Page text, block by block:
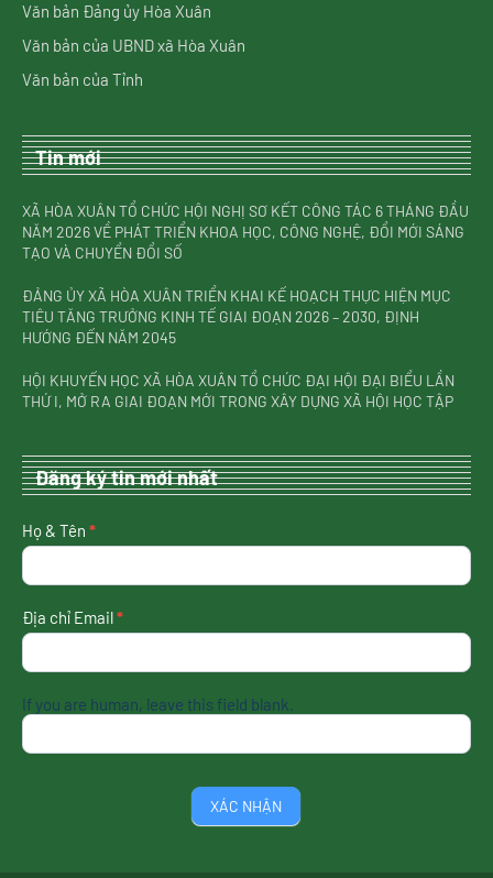
Văn bản Đảng ủy Hòa Xuân
Văn bản của UBND xã Hòa Xuân
Văn bản của Tỉnh
Tin mới
XÃ HÒA XUÂN TỔ CHỨC HỘI NGHỊ SƠ KẾT CÔNG TÁC 6 THÁNG ĐẦU
NĂM 2026 VỀ PHÁT TRIỂN KHOA HỌC, CÔNG NGHỆ, ĐỔI MỚI SÁNG
TẠO VÀ CHUYỂN ĐỔI SỐ
ĐẢNG ỦY XÃ HÒA XUÂN TRIỂN KHAI KẾ HOẠCH THỰC HIỆN MỤC
TIÊU TĂNG TRƯỞNG KINH TẾ GIAI ĐOẠN 2026 – 2030, ĐỊNH
HƯỚNG ĐẾN NĂM 2045
HỘI KHUYẾN HỌC XÃ HÒA XUÂN TỔ CHỨC ĐẠI HỘI ĐẠI BIỂU LẦN
THỨ I, MỞ RA GIAI ĐOẠN MỚI TRONG XÂY DỰNG XÃ HỘI HỌC TẬP
Đăng ký tin mới nhất
nhận
tin
nhất
Họ & Tên *
Địa chỉ Email*
If you are human, leave this field blank.
XÁC NHẬN